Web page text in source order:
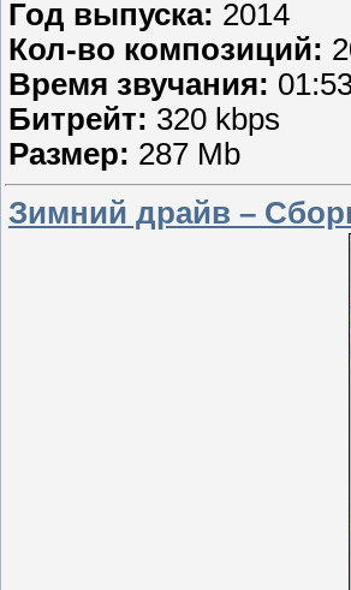
Год выпуска: 2014
Кол-во композиций:
Время звучания:
Битрейт: 320 kbps
Размер: 287 Mb
Зимний драйв –